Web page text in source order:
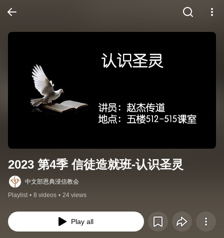
2023 第4季 信徒造就班-认识圣灵
中文部恩典浸信教会
Playlist • 8 videos • 24 views
Play all